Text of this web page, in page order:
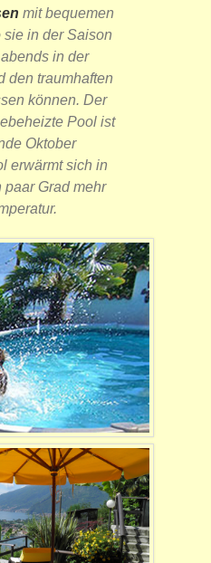
mit bequemen
in der Saison
in der
den traumhaften
können. Der
Pool ist
Oktober
erwärmt sich in
Grad mehr